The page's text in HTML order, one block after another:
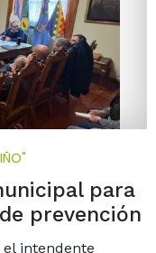
para
prevención
intendente